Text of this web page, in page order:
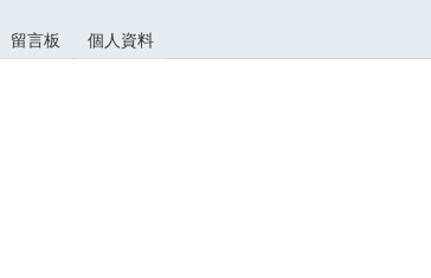
留言板 個人資料